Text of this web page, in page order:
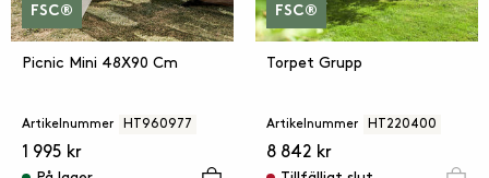
FSC®
Picnic Mini 48X90 Cm
Artikelnummer HT960977
1 995 kr
FSC®
Torpet Grupp
Artikelnummer HT220400
8 842 kr